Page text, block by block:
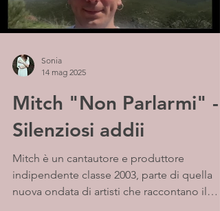
Sonia
14 mag 2025
Mitch "Non Parlarmi" -
Silenziosi addii
Mitch è un cantautore e produttore
indipendente classe 2003, parte di quella
nuova ondata di artisti che raccontano il